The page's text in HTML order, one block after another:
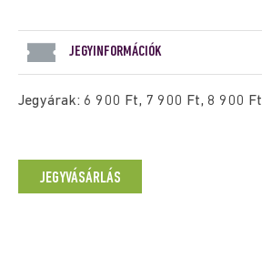
JEGYINFORMÁCIÓK
Jegyárak: 6 900 Ft, 7 900 Ft, 8 900 Ft
JEGYVÁSÁRLÁS